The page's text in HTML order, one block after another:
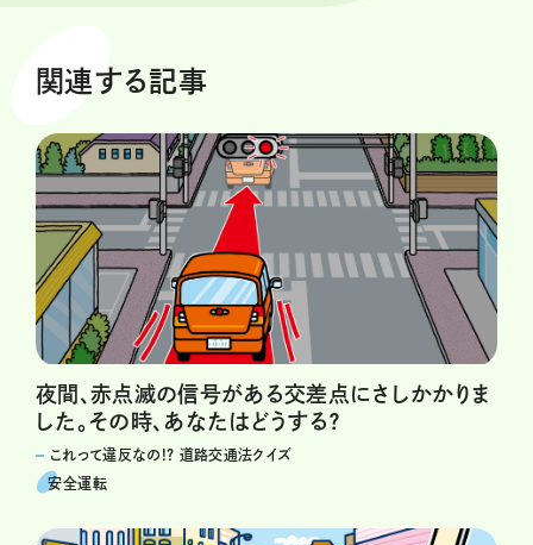
関連する記事
夜間、赤点滅の信号がある交差点にさしかかりま
した。その時、あなたはどうする？
これって違反なの!? 道路交通法クイズ
安全運転